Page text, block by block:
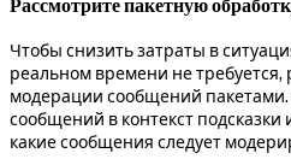
Рассмотрите пакетную
Чтобы снизить затраты в
реальном времени не
модерации сообщений
сообщений в контекст
какие сообщения следует